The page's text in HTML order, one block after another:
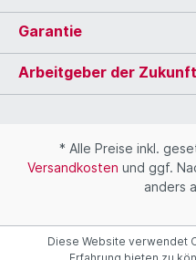
Garantie
Arbeitgeber der Zukunft
* Alle Preise inkl.
Versandkosten und ggf.
anders
Diese Website verwendet